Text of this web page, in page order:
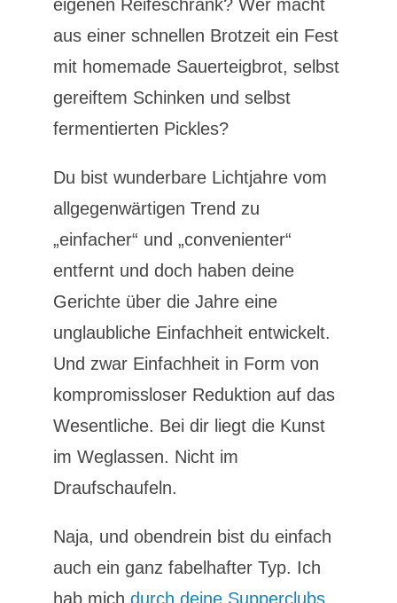
eigenen Reifeschrank? Wer macht
aus einer schnellen Brotzeit ein Fest
mit homemade Sauerteigbrot, selbst
gereiftem Schinken und selbst
fermentierten Pickles?
Du bist wunderbare Lichtjahre vom
allgegenwärtigen Trend zu
„einfacher“ und „convenienter“
entfernt und doch haben deine
Gerichte über die Jahre eine
unglaubliche Einfachheit entwickelt.
Und zwar Einfachheit in Form von
kompromissloser Reduktion auf das
Wesentliche. Bei dir liegt die Kunst
im Weglassen. Nicht im
Draufschaufeln.
Naja, und obendrein bist du einfach
auch ein ganz fabelhafter Typ. Ich
hab mich durch deine Supperclubs